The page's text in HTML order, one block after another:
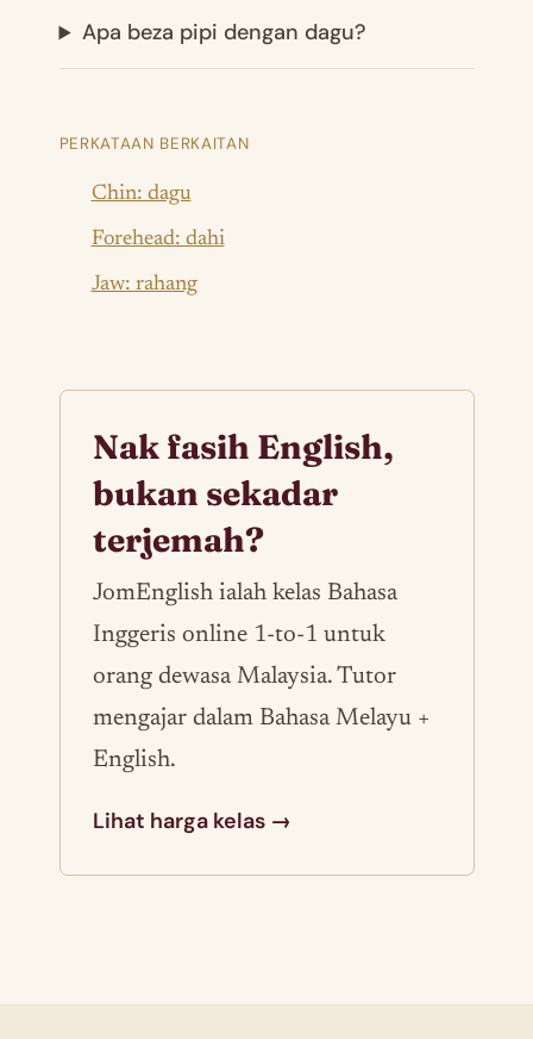
Apa beza pipi dengan dagu?
PERKATAAN BERKAITAN
Chin: dagu
Forehead: dahi
Jaw: rahang
Nak fasih English,
bukan sekadar
terjemah?
JomEnglish ialah kelas Bahasa
Inggeris online 1-to-1 untuk
orang dewasa Malaysia. Tutor
mengajar dalam Bahasa Melayu +
English.
Lihat harga kelas →